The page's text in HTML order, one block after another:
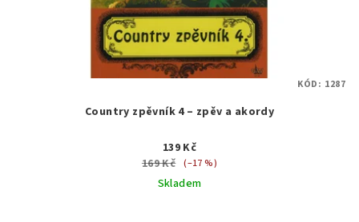
Country zpěvník 4 – zpěv a akordy
139 Kč
169 Kč (–17 %)
Skladem
KÓD: 1287